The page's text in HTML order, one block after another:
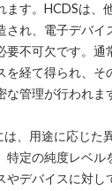
ます。HCDSは、
され、電子デバイ
要不可欠です。通
を経て得られ、そ
管理が行われま
、用途に応じた
特定の純度レベル
やデバイスに対し